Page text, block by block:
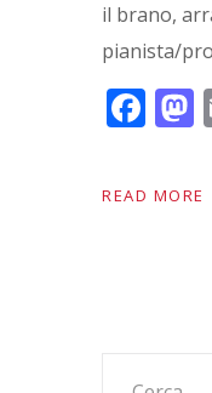
il brano,
pianista/
F
e
READ MORE